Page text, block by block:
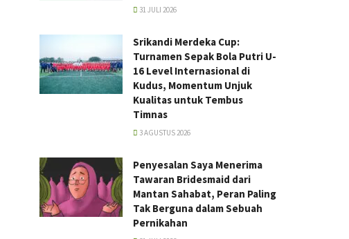
31 JULI 2026
Srikandi Merdeka Cup:
Turnamen Sepak Bola Putri U-
16 Level Internasional di
Kudus, Momentum Unjuk
Kualitas untuk Tembus
Timnas
3 AGUSTUS 2026
Penyesalan Saya Menerima
Tawaran Bridesmaid dari
Mantan Sahabat, Peran Paling
Tak Berguna dalam Sebuah
Pernikahan